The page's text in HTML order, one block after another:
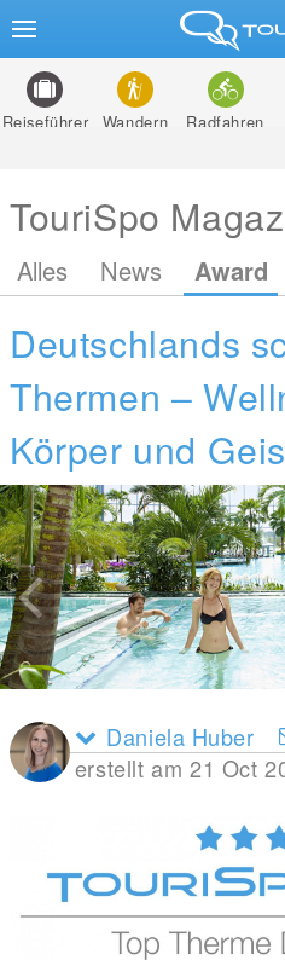
Reiseführer Wandern Radfahren
TouriSpo
Alles News Award
Deutschlands
Thermen –
Körper und
Daniela Huber
erstellt am 21 Oct